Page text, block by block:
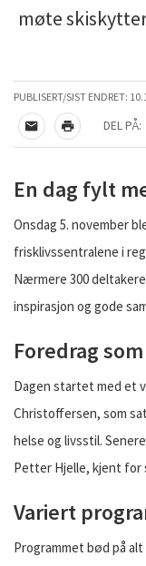
møte
PUBLISERT/SIST ENDRET:
TIPS EN VENN
SKRIV UT
DEL PÅ:
En dag fylt
Onsdag 5. november
frisklivssentralene i
Nærmere 300
inspirasjon og gode
Foredrag
Dagen startet med et
Christoffersen, som
helse og livsstil.
Petter Hjelle, kjent for
Variert
Programmet bød på